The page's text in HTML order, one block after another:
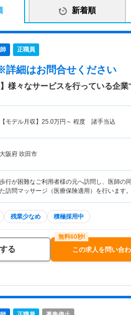
新着順
正職員
細はお問合せください
】様々なサービスを行っている企
【モデル月収】 25.0万円～ 程度 諸手当込
大阪府 吹田市
歩行が困難なご利用者様の元へ訪問し、医師の
た訪問マッサージ（医療保険適用）を行います
残業少なめ 積極採用中
る この求人を問い合